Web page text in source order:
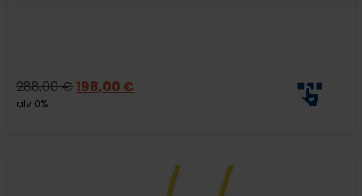
288,00€198,00 €
alv 0%